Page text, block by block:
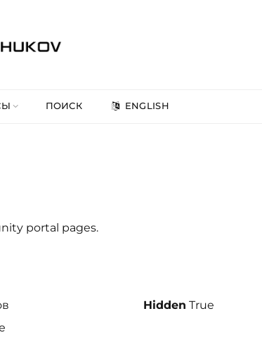
ПОИСК ENGLISH
portal pages.
Hidden True